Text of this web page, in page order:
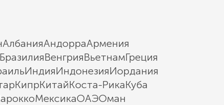
АлбанияАндорраАрмения
БразилияВенгрияВьетнамГреция
ИндияИндонезияИордания
КипрКитайКоста-РикаКуба
МексикаОАЭОман